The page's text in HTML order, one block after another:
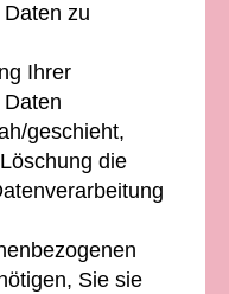
zu
Ihrer
geschieht,
die
Sie sie